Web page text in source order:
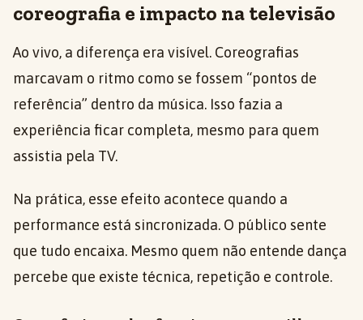
coreografia e impacto na televisão
Ao vivo, a diferença era visível. Coreografias
marcavam o ritmo como se fossem “pontos de
referência” dentro da música. Isso fazia a
experiência ficar completa, mesmo para quem
assistia pela TV.
Na prática, esse efeito acontece quando a
performance está sincronizada. O público sente
que tudo encaixa. Mesmo quem não entende dança
percebe que existe técnica, repetição e controle.